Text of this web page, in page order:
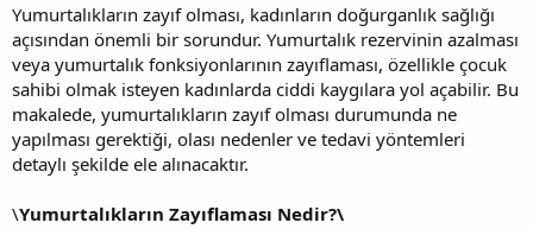
t
a
n
r
i
h
i
Yumurtalıkların zayıf olması, kadınların doğurganlık sağlığı
açısından önemli bir sorundur. Yumurtalık rezervinin azalması
veya yumurtalık fonksiyonlarının zayıflaması, özellikle çocuk
sahibi olmak isteyen kadınlarda ciddi kaygılara yol açabilir. Bu
makalede, yumurtalıkların zayıf olması durumunda ne
yapılması gerektiği, olası nedenler ve tedavi yöntemleri
detaylı şekilde ele alınacaktır.
\Yumurtalıkların Zayıflaması Nedir?\